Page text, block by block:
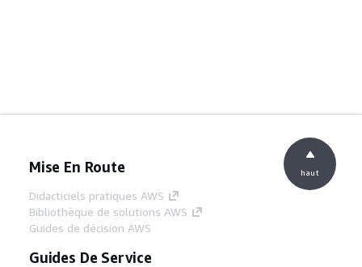
Mise En Route
Didacticiels pratiques AWS
Bibliothèque de solutions AWS
Guides de décision AWS
Guides De Service
haut